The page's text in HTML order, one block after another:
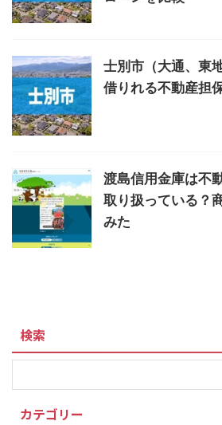
士別市（大通、東
借りれる不動産担
渡島信用金庫は不
取り扱っている？
みた
検索
カテゴリー